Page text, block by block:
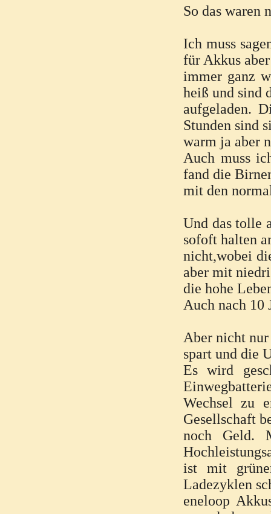
So das waren
Ich muss
für Akkus
immer ganz
heiß und sind
aufgeladen.
Stunden sind
warm ja aber
Auch muss
fand die
mit den
Und das tolle
sofoft halten
nicht,wobei
aber mit
die hohe
Auch nach 10
Aber nicht nur
spart und die
Es wird
Wechsel zu
Gesellschaft
noch Geld.
ist mit
Ladezyklen
eneloop